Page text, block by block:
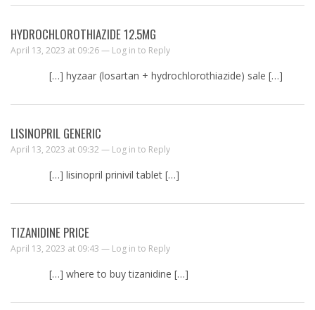
HYDROCHLOROTHIAZIDE 12.5MG
April 13, 2023 at 09:26 — Log in to Reply
[…] hyzaar (losartan + hydrochlorothiazide) sale […]
LISINOPRIL GENERIC
April 13, 2023 at 09:32 — Log in to Reply
[…] lisinopril prinivil tablet […]
TIZANIDINE PRICE
April 13, 2023 at 09:43 — Log in to Reply
[…] where to buy tizanidine […]